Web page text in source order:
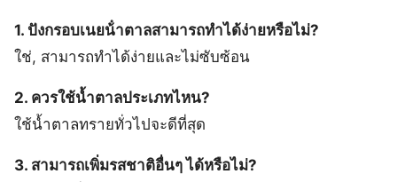
1. ปังกรอบเนยน้ําตาลสามารถทำได้ง่ายหรือไม่?
ใช่, สามารถทำได้ง่ายและไม่ซับซ้อน
2. ควรใช้น้ำตาลประเภทไหน?
ใช้น้ำตาลทรายทั่วไปจะดีที่สุด
3. สามารถเพิ่มรสชาติอื่นๆ ได้หรือไม่?